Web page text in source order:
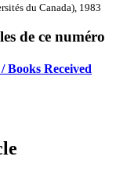
du Canada), 1983
de ce numéro
Books Received